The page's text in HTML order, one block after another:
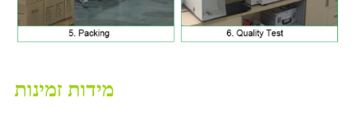
מידות זמינות